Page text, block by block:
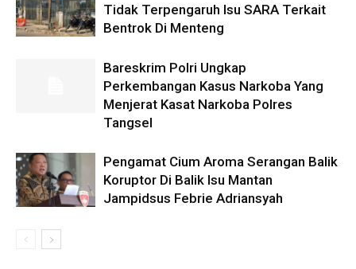
Tidak Terpengaruh Isu SARA Terkait
Bentrok Di Menteng
Bareskrim Polri Ungkap
Perkembangan Kasus Narkoba Yang
Menjerat Kasat Narkoba Polres
Tangsel
Pengamat Cium Aroma Serangan Balik
Koruptor Di Balik Isu Mantan
Jampidsus Febrie Adriansyah